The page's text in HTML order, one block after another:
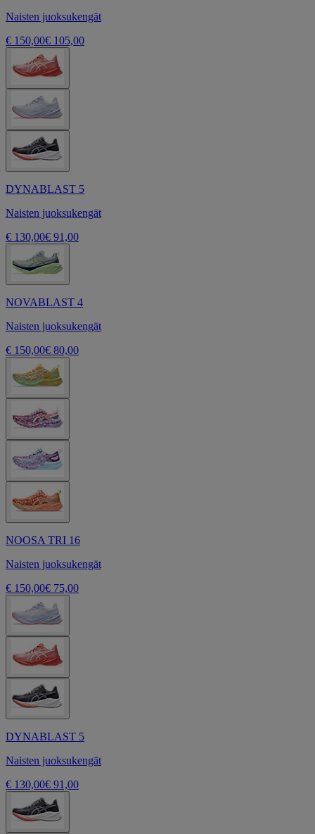
Naisten juoksukengät
€ 150,00€ 105,00
DYNABLAST 5
Naisten juoksukengät
€ 130,00€ 91,00
NOVABLAST 4
Naisten juoksukengät
€ 150,00€ 80,00
NOOSA TRI 16
Naisten juoksukengät
€ 150,00€ 75,00
DYNABLAST 5
Naisten juoksukengät
€ 130,00€ 91,00